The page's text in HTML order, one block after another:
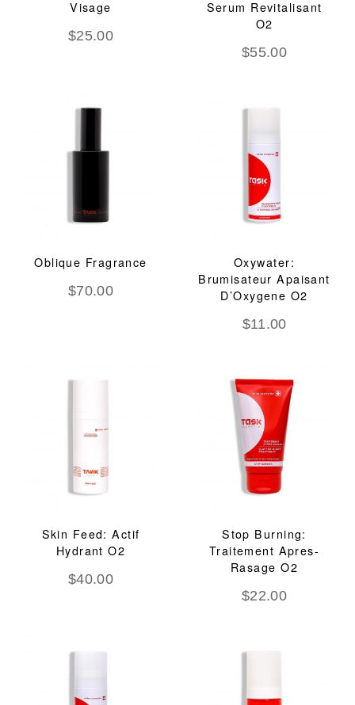
Visage
$25.00
Serum Revitalisant
O2
$55.00
Oblique Fragrance
$70.00
Oxywater:
Brumisateur Apaisant
D’Oxygene O2
$11.00
Skin Feed: Actif
Hydrant O2
$40.00
Stop Burning:
Traitement Apres-
Rasage O2
$22.00